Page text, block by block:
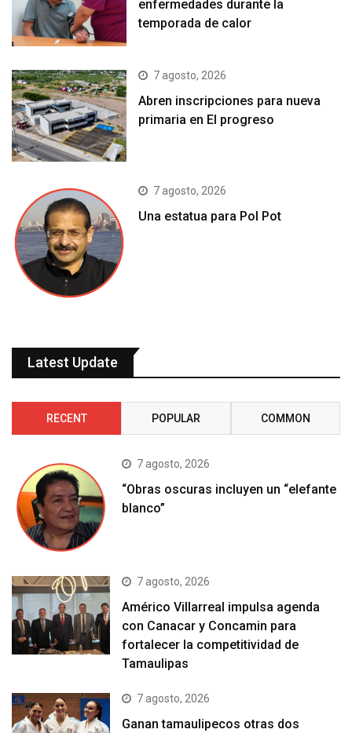
enfermedades durante la
temporada de calor
7 agosto, 2026
Abren inscripciones para nueva
primaria en El progreso
7 agosto, 2026
Una estatua para Pol Pot
Latest Update
RECENT POPULAR COMMON
7 agosto, 2026
“Obras oscuras incluyen un “elefante
blanco”
7 agosto, 2026
Américo Villarreal impulsa agenda
con Canacar y Concamin para
fortalecer la competitividad de
Tamaulipas
7 agosto, 2026
Ganan tamaulipecos otras dos